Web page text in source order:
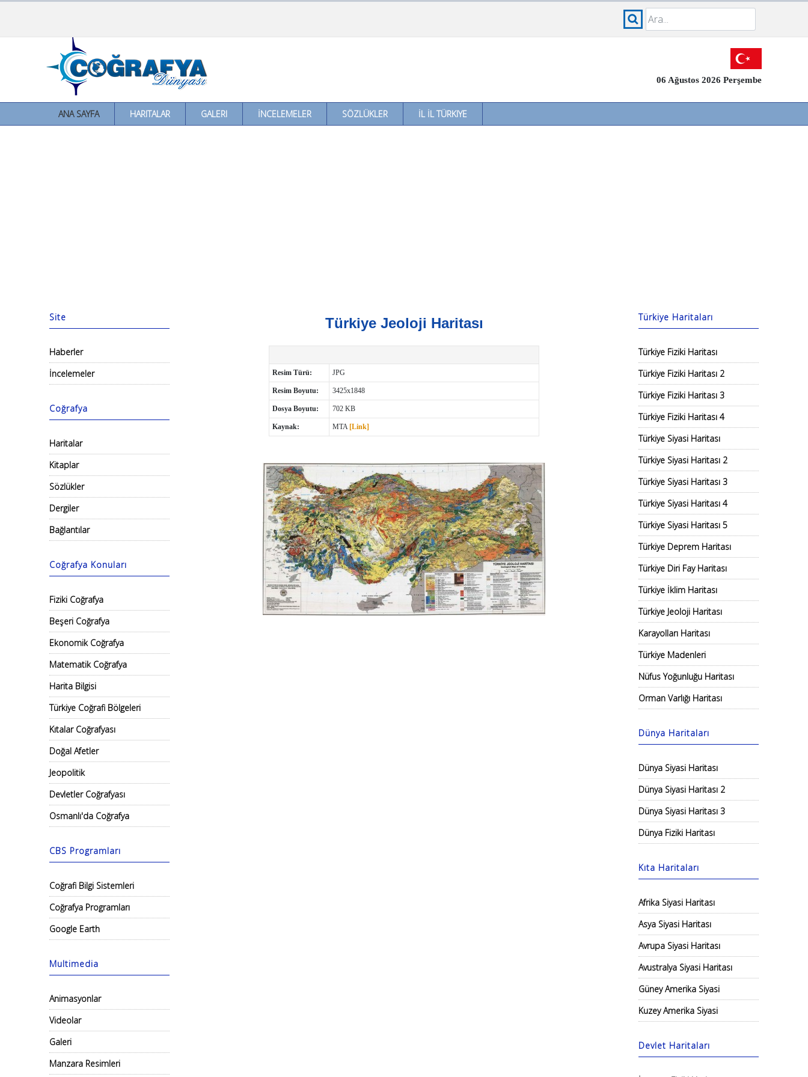
06 Ağustos 2026 Perşembe
ANA SAYFA HARITALAR GALERI İNCELEMELER SÖZLÜKLER İL İL TÜRKIYE
Site
Haberler
İncelemeler
Coğrafya
Haritalar
Kitaplar
Sözlükler
Dergiler
Bağlantılar
Coğrafya Konuları
Fiziki Coğrafya
Beşeri Coğrafya
Ekonomik Coğrafya
Matematik Coğrafya
Harita Bilgisi
Türkiye Coğrafi Bölgeleri
Kıtalar Coğrafyası
Doğal Afetler
Jeopolitik
Devletler Coğrafyası
Osmanlı'da Coğrafya
CBS Programları
Coğrafi Bilgi Sistemleri
Coğrafya Programları
Google Earth
Multimedia
Animasyonlar
Videolar
Galeri
Manzara Resimleri
Türkiye Jeoloji Haritası
Resim Türü: JPG
Resim Boyutu: 3425x1848
Dosya Boyutu: 702 KB
Kaynak: MTA [Link]
Türkiye Haritaları
Türkiye Fiziki Haritası
Türkiye Fiziki Haritası 2
Türkiye Fiziki Haritası 3
Türkiye Fiziki Haritası 4
Türkiye Siyasi Haritası
Türkiye Siyasi Haritası 2
Türkiye Siyasi Haritası 3
Türkiye Siyasi Haritası 4
Türkiye Siyasi Haritası 5
Türkiye Deprem Haritası
Türkiye Diri Fay Haritası
Türkiye İklim Haritası
Türkiye Jeoloji Haritası
Karayolları Haritası
Türkiye Madenleri
Nüfus Yoğunluğu Haritası
Orman Varlığı Haritası
Dünya Haritaları
Dünya Siyasi Haritası
Dünya Siyasi Haritası 2
Dünya Siyasi Haritası 3
Dünya Fiziki Haritası
Kıta Haritaları
Afrika Siyasi Haritası
Asya Siyasi Haritası
Avrupa Siyasi Haritası
Avustralya Siyasi Haritası
Güney Amerika Siyasi
Kuzey Amerika Siyasi
Devlet Haritaları